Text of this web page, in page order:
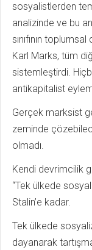
sosyalistlerden
analizinde ve bu
sınıfının
Karl Marks, tüm
sistemleştirdi.
antikapitalist
Gerçek marksist
zeminde
olmadı.
Kendi devrimcilik
“Tek ülkede
Stalin’e kadar.
Tek ülkede
dayanarak